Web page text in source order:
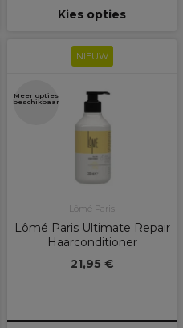
Kies opties
NIEUW
Meer opties
beschikbaar
Lômé Paris
Lômé Paris Ultimate Repair
Haarconditioner
21,95 €